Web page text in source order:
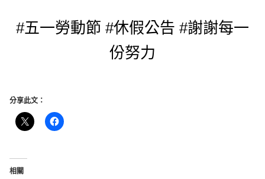
#五一勞動節 #休假公告 #謝謝每一
份努力
分享此文：
相關